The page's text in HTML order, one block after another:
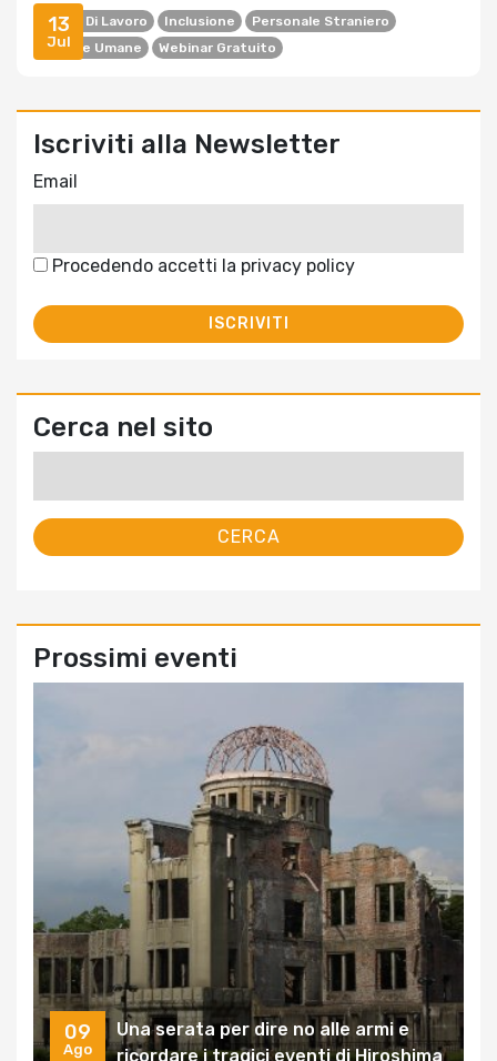
13
Jul
Datori Di Lavoro Inclusione
Personale Straniero
Risorse Umane
Webinar Gratuito
Iscriviti alla Newsletter
Email
Procedendo accetti la privacy policy
Cerca nel sito
Prossimi eventi
09
Ago
Una serata per dire no alle armi e
ricordare i tragici eventi di Hiroshima